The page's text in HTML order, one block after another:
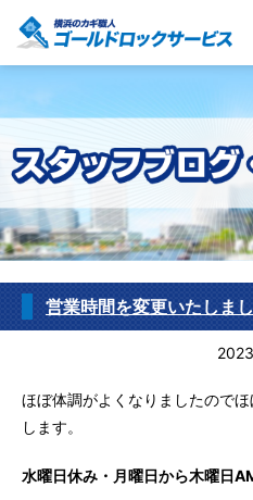
営業時間を変更いたしまし
ほぼ体調がよくなりましたので
します。
水曜日休み・月曜日から木曜日